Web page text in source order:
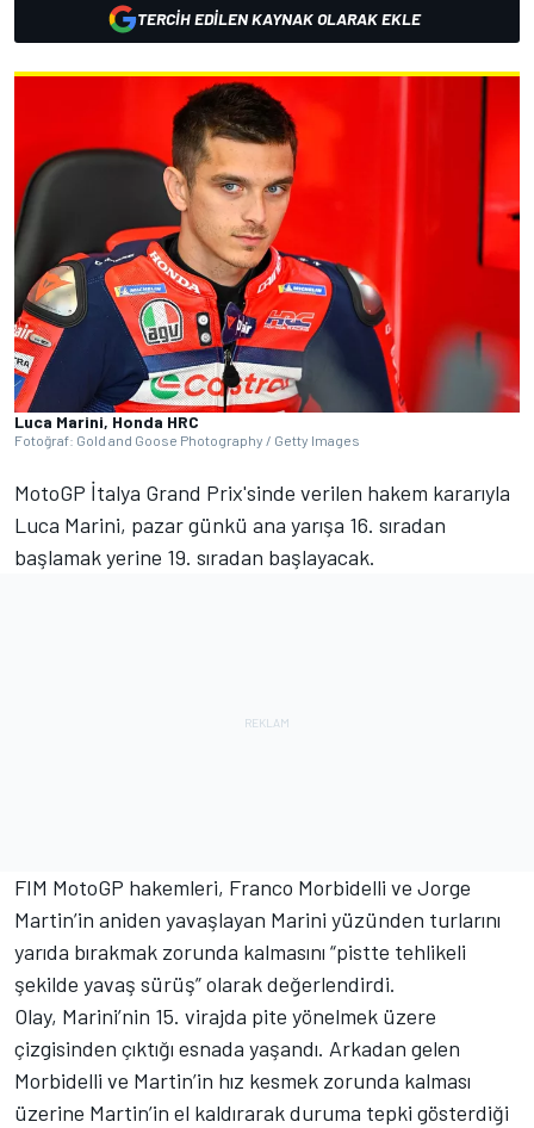
TERCIH EDILEN KAYNAK OLARAK EKLE
Luca Marini, Honda HRC
Fotoğraf: Gold and Goose Photography / Getty Images
MotoGP İtalya Grand Prix'sinde verilen hakem kararıyla
Luca Marini, pazar günkü ana yarışa 16. sıradan
başlamak yerine 19. sıradan başlayacak.
FIM MotoGP hakemleri, Franco Morbidelli ve Jorge
Martin’in aniden yavaşlayan Marini yüzünden turlarını
yarıda bırakmak zorunda kalmasını “pistte tehlikeli
şekilde yavaş sürüş” olarak değerlendirdi.
Olay, Marini’nin 15. virajda pite yönelmek üzere
çizgisinden çıktığı esnada yaşandı. Arkadan gelen
Morbidelli ve Martin’in hız kesmek zorunda kalması
üzerine Martin’in el kaldırarak duruma tepki gösterdiği